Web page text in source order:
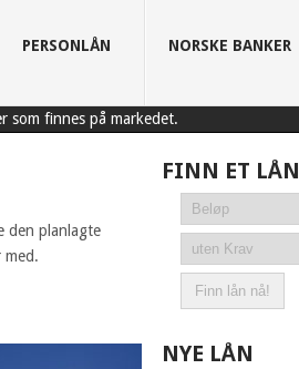
PERSONLÅN NORSKE BANKER
som finnes på markedet.
den planlagte
FINN ET LÅN
NYE LÅN